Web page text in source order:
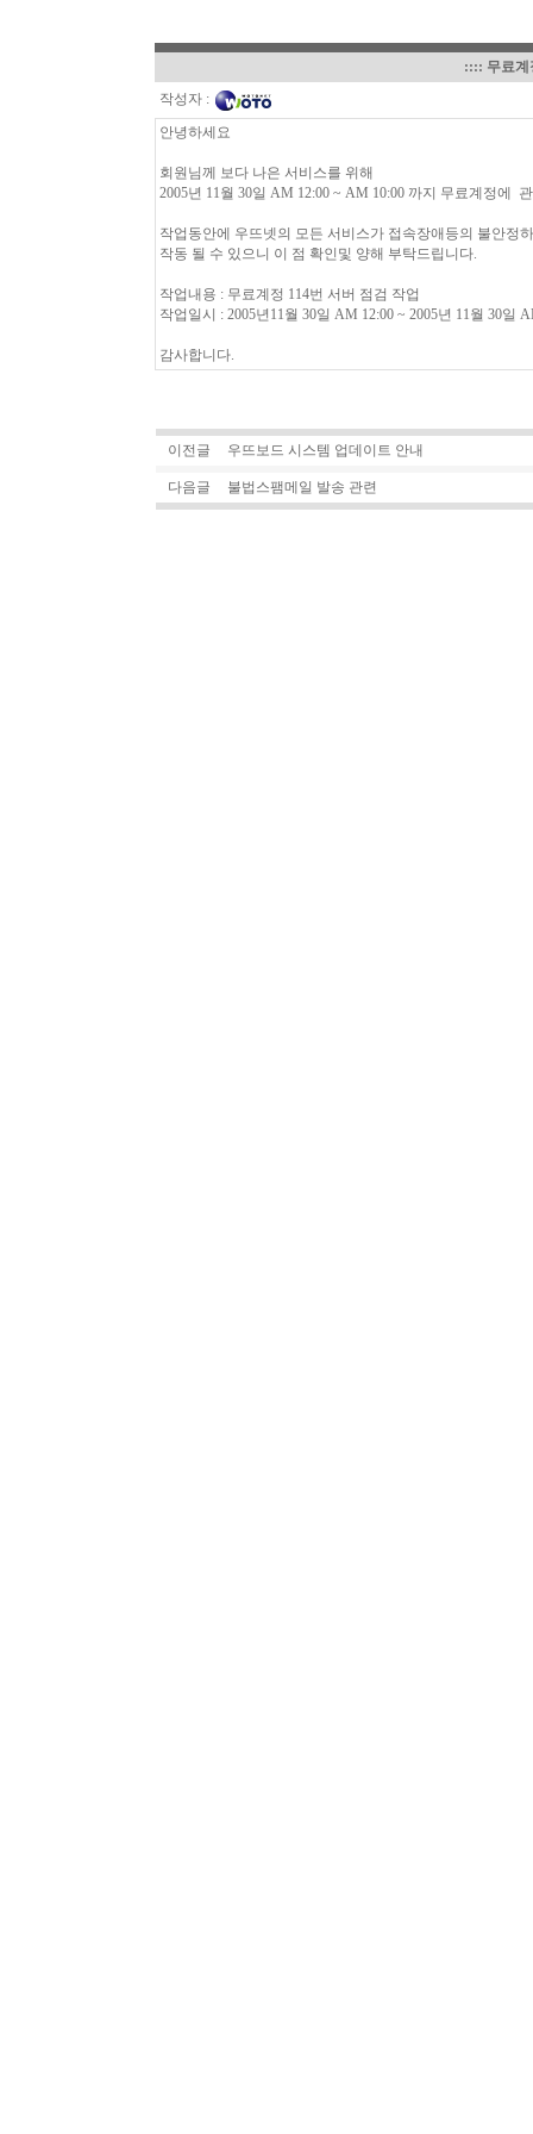
:::: 무료계
작성자 :
안녕하세요
회원님께 보다 나은 서비스를 위해
2005년 11월 30일 AM 12:00 ~ AM 10:00 까지 무료계정에
작업동안에 우뜨넷의 모든 서비스가 접속장애등의 불안정
작동 될 수 있으니 이 점 확인및 양해 부탁드립니다.
작업내용 : 무료계정 114번 서버 점검 작업
작업일시 : 2005년11월 30일 AM 12:00 ~ 2005년 11월 30일
감사합니다.
이전글 우뜨보드 시스템 업데이트 안내
다음글 불법스팸메일 발송 관련